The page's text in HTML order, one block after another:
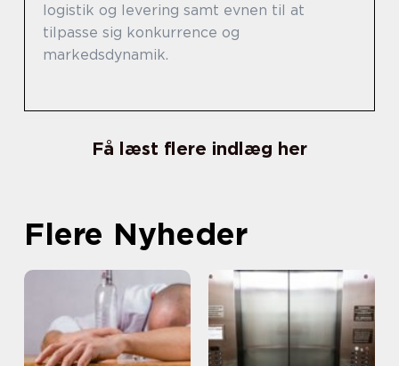
logistik og levering samt evnen til at
tilpasse sig konkurrence og
markedsdynamik.
Få læst flere indlæg her
Flere Nyheder